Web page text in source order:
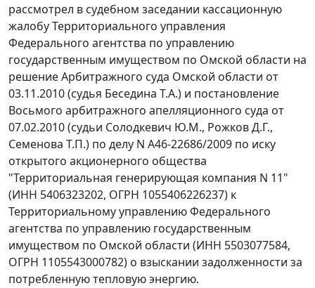
рассмотрел в судебном заседании кассационную
жалобу Территориального управления
Федерального агентства по управлению
государственным имуществом по Омской области на
решение Арбитражного суда Омской области от
03.11.2010 (судья Беседина Т.А.) и постановление
Восьмого арбитражного апелляционного суда от
07.02.2010 (судьи Солодкевич Ю.М., Рожков Д.Г.,
Семенова Т.П.) по делу N А46-22686/2009 по иску
открытого акционерного общества
"Территориальная генерирующая компания N 11"
(ИНН 5406323202, ОГРН 1055406226237) к
Территориальному управлению Федерального
агентства по управлению государственным
имуществом по Омской области (ИНН 5503077584,
ОГРН 1105543000782) о взыскании задолженности за
потребленную тепловую энергию.